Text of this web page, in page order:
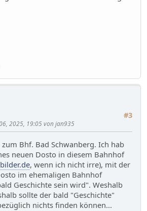
#3
2025, 19:05 von jan935
Bhf. Bad Schwanberg. Ich hab
neuen Dosto in diesem Bahnhof
, wenn ich nicht irre), mit der
im ehemaligen Bahnhof
Geschichte sein wird". Weshalb
sollte der bald "Geschichte"
nichts finden können...